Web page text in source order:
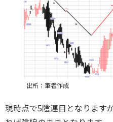
出所：筆者作成
現時点で5陰連目となります